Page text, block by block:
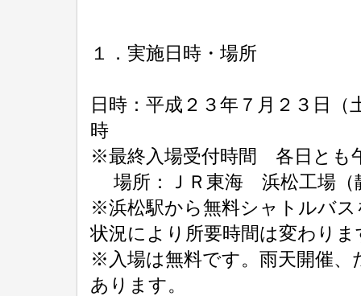
１．実施日時・場所
日時：平成２３年７月２３日
時
※最終入場受付時間 各日とも
場所：ＪＲ東海 浜松工場（
※浜松駅から無料シャトルバス
状況により所要時間は変わりま
※入場は無料です。雨天開催、
あります。